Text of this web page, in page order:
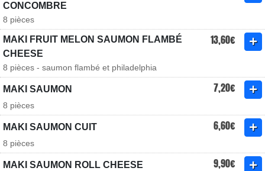
CONCOMBRE
8 pièces
MAKI FRUIT MELON SAUMON FLAMBÉ
CHEESE
13,60€
8 pièces - saumon flambé et philadelphia
MAKI SAUMON 7,20€
8 pièces
MAKI SAUMON CUIT 6,60€
8 pièces
MAKI SAUMON ROLL CHEESE 9,90€